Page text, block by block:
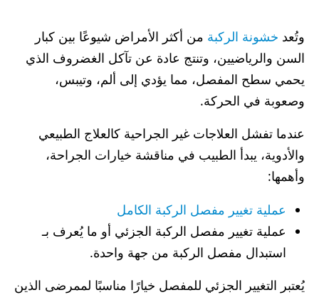
وتُعد خشونة الركبة من أكثر الأمراض شيوعًا بين كبار
السن والرياضيين، وتنتج عادة عن تآكل الغضروف الذي
يحمي سطح المفصل، مما يؤدي إلى ألم، وتيبس،
وصعوبة في الحركة.
عندما تفشل العلاجات غير الجراحية كالعلاج الطبيعي
والأدوية، يبدأ الطبيب في مناقشة خيارات الجراحة،
وأهمها:
عملية تغيير مفصل الركبة الكامل
عملية تغيير مفصل الركبة الجزئي أو ما يُعرف بـ
استبدال مفصل الركبة من جهة واحدة.
يُعتبر التغيير الجزئي للمفصل خيارًا مناسبًا لممرضى الذين